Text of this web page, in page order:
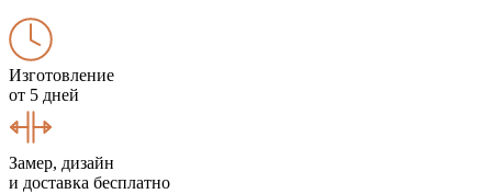
Изготовление
от 5 дней
Замер, дизайн
и доставка бесплатно